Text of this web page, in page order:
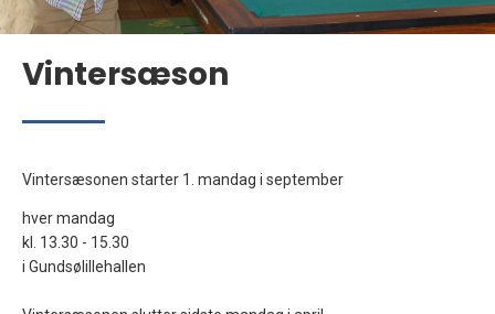
Vintersæson
​Vintersæsonen starter 1. mandag i september
hver mandag
kl. 13.30 - 15.30
i Gundsølillehallen